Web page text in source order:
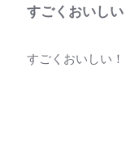
すごくおいしい
すごくおいしい！